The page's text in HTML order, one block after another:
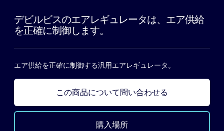
デビルビスのエアレギュレータは、エア供給
を正確に制御します。
エア供給を正確に制御する汎用エアレギュレータ。
この商品について問い合わせる
購入場所